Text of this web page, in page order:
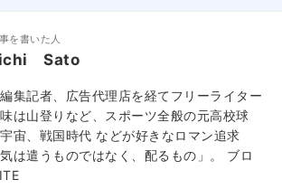
を書いた人
Sato
集記者、広告代理店を経てフリーライター
は山登りなど、スポーツ全般の元高校球
宙、戦国時代 などが好きなロマン追求
は遣うものではなく、配るもの」。 ブロ